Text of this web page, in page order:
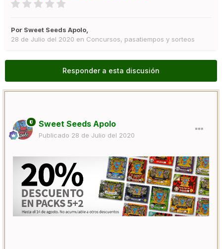
Por Sweet Seeds Apolo,
28 de Julio del 2020 en Concursos, pasatiempos y sorteos
Responder a esta discusión
Sweet Seeds Apolo
Publicado 28 de Julio del 2020